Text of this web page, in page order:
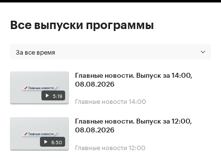
Все выпуски программы
За все время
5:19
Главные новости. Выпуск за 14:00,
08.08.2026
Главные новости 14:00
6:50
Главные новости. Выпуск за 12:00,
08.08.2026
Главные новости 12:00